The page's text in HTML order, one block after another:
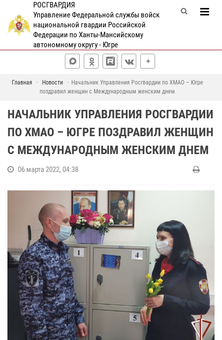
РОСГВАРДИЯ
Управление Федеральной службы войск
национальной гвардии Российской
Федерации по Ханты-Мансийскому
автономному округу - Югре
Главная Новости
Начальник Управления Росгвардии по ХМАО – Югре
поздравил женщин с Международным женским днем
НАЧАЛЬНИК УПРАВЛЕНИЯ РОСГВАРДИИ
ПО ХМАО – ЮГРЕ ПОЗДРАВИЛ ЖЕНЩИН
С МЕЖДУНАРОДНЫМ ЖЕНСКИМ ДНЕМ
06 марта 2022, 04:38